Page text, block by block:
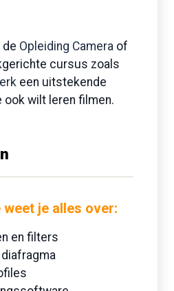
de Opleiding Camera of
cursus zoals
een uitstekende
wilt leren filmen.
weet je alles over:
en filters